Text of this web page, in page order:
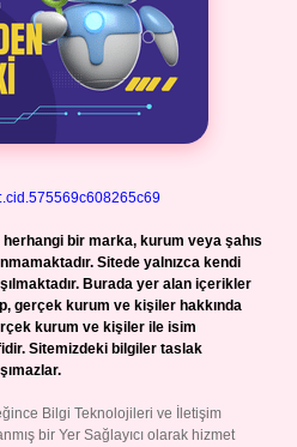
bir marka, kurum veya şahıs
Sitede yalnızca kendi
Burada yer alan içerikler
gerçek kurum ve kişiler hakkında
kurum ve kişiler ile isim
Sitemizdeki bilgiler taslak
Bilgi Teknolojileri ve İletişim
bir Yer Sağlayıcı olarak hizmet